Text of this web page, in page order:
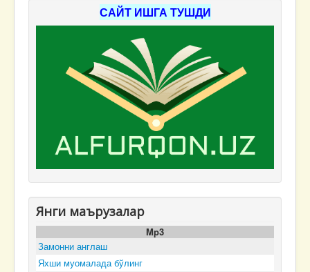
САЙТ ИШГА ТУШДИ
Янги маърузалар
Mp3
Замонни англаш
Яхши муомалада бўлинг